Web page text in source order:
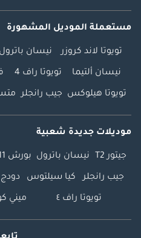
مستعملة الموديل المشهورة
تويوتا لاند كروزر نيسان باترول
نيسان ألتيما تويوتا راف 4
تويوتا هيلوكس جيب رانجلر
موديلات جديدة شعبية
جيتور T2 نيسان باترول بورش 911
جيب رانجلر كيا سيلتوس
تويوتا راف ٤ ميني